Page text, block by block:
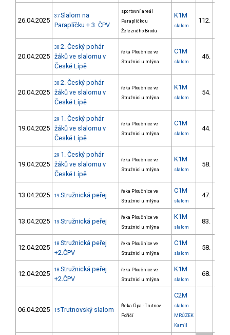
26.04.2025
37 Slalom na
Paraplíčku + 3. ČPV
sportovní areál
Paraplíčko u
Železného Brodu
K1M
slalom
112.
20.04.2025
30 2. Český pohár
žáků ve slalomu v
České Lípě
řeka Ploučnice ve
Stružnici u mlýna
C1M
slalom
46.
20.04.2025
30 2. Český pohár
žáků ve slalomu v
České Lípě
řeka Ploučnice ve
Stružnici u mlýna
K1M
slalom
54.
19.04.2025
29 1. Český pohár
žáků ve slalomu v
České Lípě
řeka Ploučnice ve
Stružnici u mlýna
C1M
slalom
44.
19.04.2025
29 1. Český pohár
žáků ve slalomu v
České Lípě
řeka Ploučnice ve
Stružnici u mlýna
K1M
slalom
58.
13.04.2025 19 Stružnická peřej
řeka Ploučnice ve
Stružnici u mlýna
C1M
slalom
47.
13.04.2025 19 Stružnická peřej
řeka Ploučnice ve
Stružnici u mlýna
K1M
slalom
83.
12.04.2025 18 Stružnická peřej
+2.ČPV
řeka Ploučnice ve
Stružnici u mlýna
C1M
slalom
58.
12.04.2025 18 Stružnická peřej
+2.ČPV
řeka Ploučnice ve
Stružnici u mlýna
K1M
slalom
68.
06.04.2025 15 Trutnovský slalom
Řeka Úpa - Trutnov
Poříčí
C2M
slalom
MRŮZEK
Kamil